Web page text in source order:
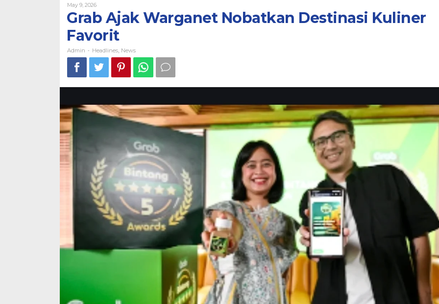
Destinasi
May 9, 2026By
Admin
Grab Ajak Warganet Nobatkan Destinasi Kuliner
Favorit
Admin - Headlines News